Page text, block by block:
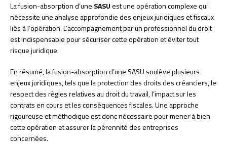
La fusion-absorption d’une SASUest une opération complexe qui
nécessite une analyse approfondie des enjeux juridiques et fiscaux
liés à l’opération. L’accompagnement par un professionnel du droit
est indispensable pour sécuriser cette opération et éviter tout
risque juridique.
En résumé, la fusion-absorption d’une SASU soulève plusieurs
enjeux juridiques, tels que la protection des droits des créanciers, le
respect des règles relatives au droit du travail, l’impact sur les
contrats en cours et les conséquences fiscales. Une approche
rigoureuse et méthodique est donc nécessaire pour mener à bien
cette opération et assurer la pérennité des entreprises
concernées.